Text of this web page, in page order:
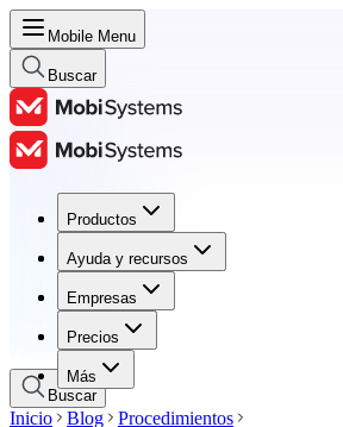
Mobile Menu
Buscar
Productos
Ayuda y recursos
Empresas
Precios
Más
Productos
Ayuda y recursos
Empresas
Precios
Buscar
Inicio Blog
Procedimientos